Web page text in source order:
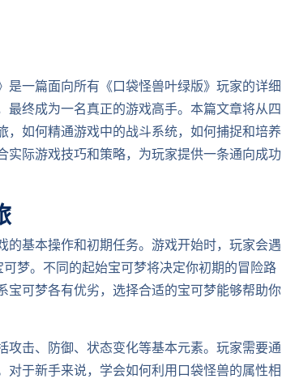
是一篇面向所有《口袋怪兽叶绿版》玩家的详细
终成为一名真正的游戏高手。本篇文章将从四
如何精通游戏中的战斗系统，如何捕捉和培养
际游戏技巧和策略，为玩家提供一条通向成功
基本操作和初期任务。游戏开始时，玩家会遇
梦。不同的起始宝可梦将决定你初期的冒险路
可梦各有优劣，选择合适的宝可梦能够帮助你
击、防御、状态变化等基本元素。玩家需要通
于新手来说，学会如何利用口袋怪兽的属性相